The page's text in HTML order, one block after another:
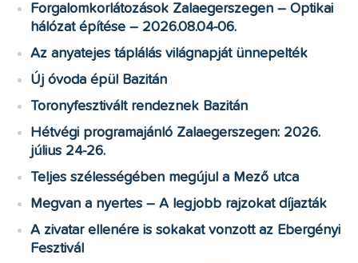
Forgalomkorlátozások Zalaegerszegen – Optikai
hálózat építése – 2026.08.04-06.
Az anyatejes táplálás világnapját ünnepelték
Új óvoda épül Bazitán
Toronyfesztivált rendeznek Bazitán
Hétvégi programajánló Zalaegerszegen: 2026.
július 24-26.
Teljes szélességében megújul a Mező utca
Megvan a nyertes – A legjobb rajzokat díjazták
A zivatar ellenére is sokakat vonzott az Ebergényi
Fesztivál